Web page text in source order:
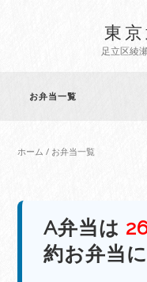
東
足立区綾
お弁当一覧
ホーム / お弁当一覧
A弁当は
約お弁当